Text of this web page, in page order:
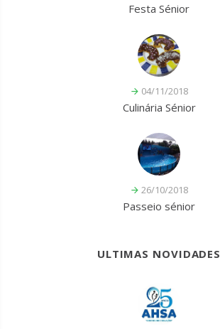
Festa Sénior
04/11/2018
Culinária Sénior
26/10/2018
Passeio sénior
ULTIMAS NOVIDADES